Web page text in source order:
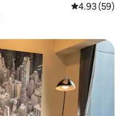
從 59 則評價
4.93 (59)